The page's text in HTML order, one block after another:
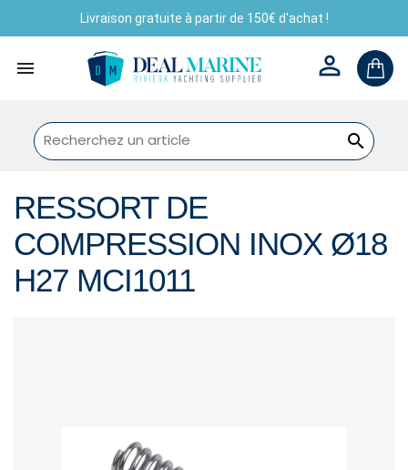
Livraison gratuite à partir de 150€ d'achat !
 

RESSORT DE
COMPRESSION INOX Ø18
H27 MCI1011